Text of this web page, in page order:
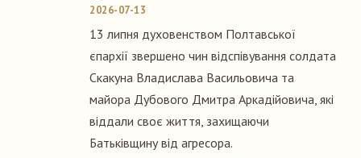
2026-07-13
13 липня духовенством Полтавської
єпархії звершено чин відспівування солдата
Скакуна Владислава Васильовича та
майора Дубового Дмитра Аркадійовича, які
віддали своє життя, захищаючи
Батьківщину від агресора.